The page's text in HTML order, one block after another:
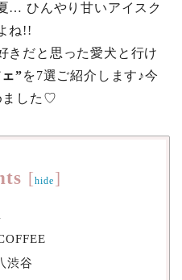
… ひんやり甘いアイスク
ね!!
きだと思った愛犬と行け
”を7選ご紹介します♪今
ました♡
[hide ]
渋谷